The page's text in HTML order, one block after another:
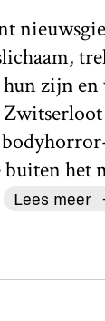
zijn
buiten het
Lees meer